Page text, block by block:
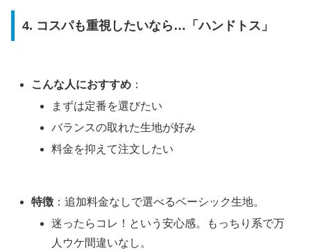
4. コスパも重視したいなら…「ハンドトス」
こんな人におすすめ ：
まずは定番を選びたい
バランスの取れた生地が好み
料金を抑えて注文したい
特徴 ：追加料金なしで選べるベーシック生地。
迷ったらコレ！という安心感。もっちり系で万
人ウケ間違いなし。